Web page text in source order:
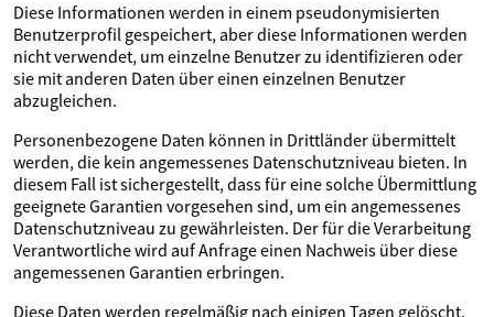
Diese Informationen werden in einem pseudonymisierten
Benutzerprofil gespeichert, aber diese Informationen werden
nicht verwendet, um einzelne Benutzer zu identifizieren oder
sie mit anderen Daten über einen einzelnen Benutzer
abzugleichen.
Personenbezogene Daten können in Drittländer übermittelt
werden, die kein angemessenes Datenschutzniveau bieten. In
diesem Fall ist sichergestellt, dass für eine solche Übermittlung
geeignete Garantien vorgesehen sind, um ein angemessenes
Datenschutzniveau zu gewährleisten. Der für die Verarbeitung
Verantwortliche wird auf Anfrage einen Nachweis über diese
angemessenen Garantien erbringen.
Diese Daten werden regelmäßig nach einigen Tagen gelöscht.